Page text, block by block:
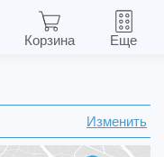
Изменить
Корзина Еще